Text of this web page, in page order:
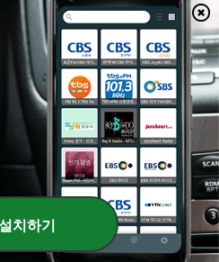
Business English from All
Ears English
치하기